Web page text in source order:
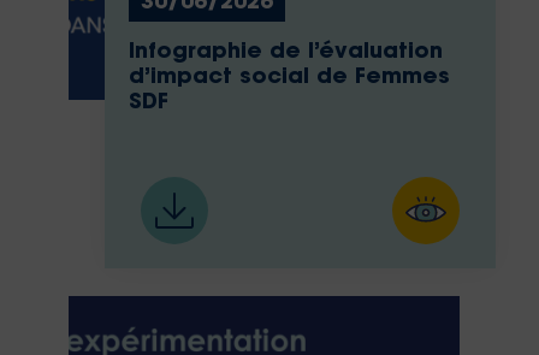
Infographie de l’évaluation
d’impact social de Femmes
SDF